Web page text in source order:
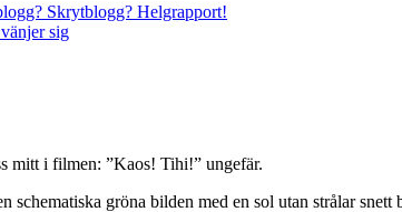
Skrytblogg? Helgrapport!
sig
mitt i filmen: ”Kaos! Tihi!” ungefär.
schematiska gröna bilden med en sol utan strålar